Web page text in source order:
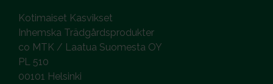
Kotimaiset Kasvikset
Inhemska Trädgårdsprodukter
co MTK / Laatua Suomesta OY
PL 510
00101 Helsinki